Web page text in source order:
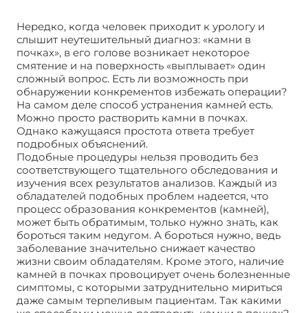
Нередко, когда человек приходит к урологу и
слышит неутешительный диагноз: «камни в
почках», в его голове возникает некоторое
смятение и на поверхность «выплывает» один
сложный вопрос. Есть ли возможность при
обнаружении конкрементов избежать операции?
На самом деле способ устранения камней есть.
Можно просто растворить камни в почках.
Однако кажущаяся простота ответа требует
подробных объяснений.
Подобные процедуры нельзя проводить без
соответствующего тщательного обследования и
изучения всех результатов анализов. Каждый из
обладателей подобных проблем надеется, что
процесс образования конкрементов (камней),
может быть обратимым, только нужно знать, как
бороться таким недугом. А бороться нужно, ведь
заболевание значительно снижает качество
жизни своим обладателям. Кроме этого, наличие
камней в почках провоцирует очень болезненные
симптомы, с которыми затруднительно мириться
даже самым терпеливым пациентам. Так какими